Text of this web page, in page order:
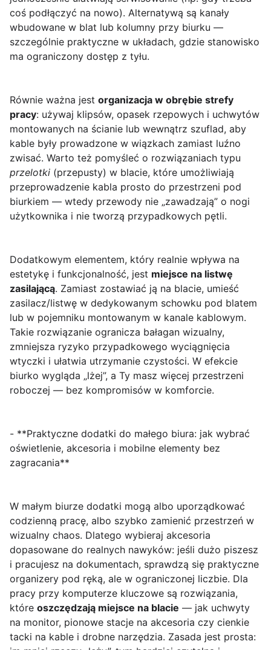
coś podłączyć na nowo). Alternatywą są kanały
wbudowane w blat lub kolumny przy biurku —
szczególnie praktyczne w układach, gdzie stanowisko
ma ograniczony dostęp z tyłu.
Równie ważna jest organizacja w obrębie strefy
pracy: używaj klipsów, opasek rzepowych i uchwytów
montowanych na ścianie lub wewnątrz szuflad, aby
kable były prowadzone w wiązkach zamiast luźno
zwisać. Warto też pomyśleć o rozwiązaniach typu
przelotki (przepusty) w blacie, które umożliwiają
przeprowadzenie kabla prosto do przestrzeni pod
biurkiem — wtedy przewody nie „zawadzają” o nogi
użytkownika i nie tworzą przypadkowych pętli.
Dodatkowym elementem, który realnie wpływa na
estetykę i funkcjonalność, jest miejsce na listwę
zasilającą. Zamiast zostawiać ją na blacie, umieść
zasilacz/listwę w dedykowanym schowku pod blatem
lub w pojemniku montowanym w kanale kablowym.
Takie rozwiązanie ogranicza bałagan wizualny,
zmniejsza ryzyko przypadkowego wyciągnięcia
wtyczki i ułatwia utrzymanie czystości. W efekcie
biurko wygląda „lżej”, a Ty masz więcej przestrzeni
roboczej — bez kompromisów w komforcie.
- **Praktyczne dodatki do małego biura: jak wybrać
oświetlenie, akcesoria i mobilne elementy bez
zagracania**
W małym biurze dodatki mogą albo uporządkować
codzienną pracę, albo szybko zamienić przestrzeń w
wizualny chaos. Dlatego wybieraj akcesoria
dopasowane do realnych nawyków: jeśli dużo piszesz
i pracujesz na dokumentach, sprawdzą się praktyczne
organizery pod ręką, ale w ograniczonej liczbie. Dla
pracy przy komputerze kluczowe są rozwiązania,
które oszczędzają miejsce na blacie — jak uchwyty
na monitor, pionowe stacje na akcesoria czy cienkie
tacki na kable i drobne narzędzia. Zasada jest prosta: